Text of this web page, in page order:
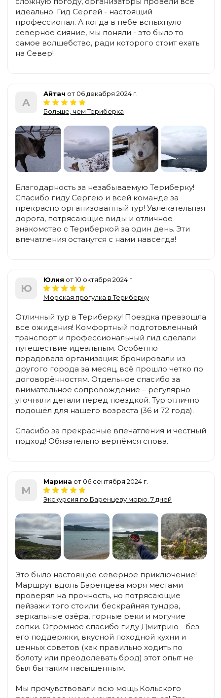
идеально. Гид Сергей - настоящий
профессионал. А когда в небе вспыхнуло
северное сияние, мы поняли - это было то
самое волшебство, ради которого стоит ехать
на Север!
А
Айтач от 06 декабря 2024 г.
Больше, чем Териберка
Благодарность за незабываемую Териберку!
Спасибо гиду Сергею и всей команде за
прекрасно организованный тур! Увлекательная
дорога, потрясающие виды и отличное
знакомство с Териберкой за один день. Эти
впечатления останутся с нами навсегда!
Ю
Юлия от 10 октября 2024 г.
Морская прогулка в Териберку
Отличный тур в Териберку! Поездка превзошла
все ожидания! Комфортный подготовленный
транспорт и профессиональный гид сделали
путешествие идеальным. Особенно
порадовала организация: бронировали из
другого города за месяц, всё прошло четко по
договорённостям. Отдельное спасибо за
внимательное сопровождение – регулярно
уточняли детали перед поездкой. Тур отлично
подошёл для нашего возраста (36 и 72 года).
Спасибо за прекрасные впечатления и честный
подход! Обязательно вернёмся снова.
М
Марина от 06 сентября 2024 г.
Экскурсия по Баренцеву морю. 7 дней
Это было настоящее северное приключение!
Маршрут вдоль Баренцева моря местами
проверял на прочность, но потрясающие
пейзажи того стоили: бескрайняя тундра,
зеркальные озёра, горные реки и могучие
сопки. Огромное спасибо гиду Дмитрию - без
его поддержки, вкусной походной кухни и
ценных советов (как правильно ходить по
болоту или преодолевать брод) этот опыт не
был бы таким насыщенным.
Мы прочувствовали всю мощь Кольского